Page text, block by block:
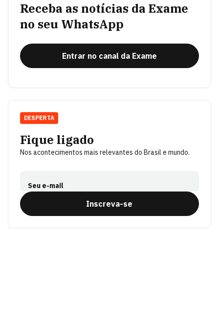
Receba as notícias da Exame
no seu WhatsApp
Entrar no canal da Exame
Fique ligado
Nos acontecimentos mais relevantes do Brasil e mundo.
Seu e-mail
Inscreva-se
DESPERTA